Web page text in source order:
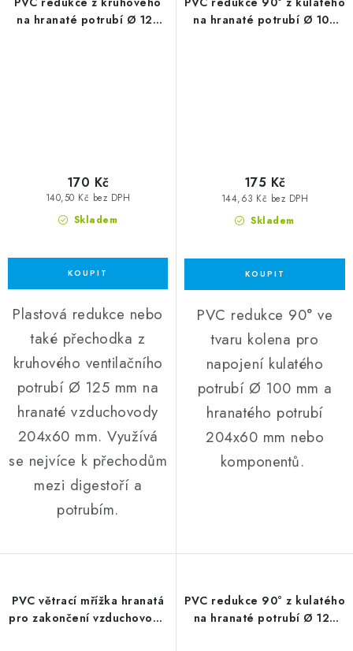
na hranaté potrubí Ø 125
Skladem
140,50 Kč bez DPH
170 Kč
Plastová redukce nebo
také přechodka z
kruhového ventilačního
potrubí Ø 125 mm na
hranaté vzduchovody
204x60 mm. Využívá
se nejvíce k přechodům
mezi digestoří a
potrubím.
na hranaté potrubí Ø 100
Skladem
144,63 Kč bez DPH
175 Kč
PVC redukce 90° ve
tvaru kolena pro
napojení kulatého
potrubí Ø 100 mm a
hranatého potrubí
204x60 mm nebo
komponentů.
PVC větrací mřížka hranatá
pro zakončení vzduchovodu
PVC redukce 90° z kulatého
na hranaté potrubí Ø 125